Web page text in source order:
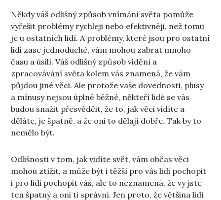
Někdy váš odlišný způsob vnímání světa pomůže
vyřešit problémy rychleji nebo efektivněji, než tomu
je u ostatních lidí. A problémy, které jsou pro ostatní
lidi zase jednoduché, vám mohou zabrat mnoho
času a úsilí. Váš odlišný způsob vidění a
zpracovávání světa kolem vás znamená, že vám
půjdou jiné věci. Ale protože vaše dovednosti, plusy
a mínusy nejsou úplně běžné, někteří lidé se vás
budou snažit přesvědčit, že to, jak věci vidíte a
děláte, je špatně, a že oni to dělají dobře. Tak by to
nemělo být.
Odlišnosti v tom, jak vidíte svět, vám občas věci
mohou ztížit, a může být i těžší pro vás lidi pochopit
i pro lidi pochopit vás, ale to neznamená, že vy jste
ten špatný a oni ti správní. Jen proto, že většina lidí